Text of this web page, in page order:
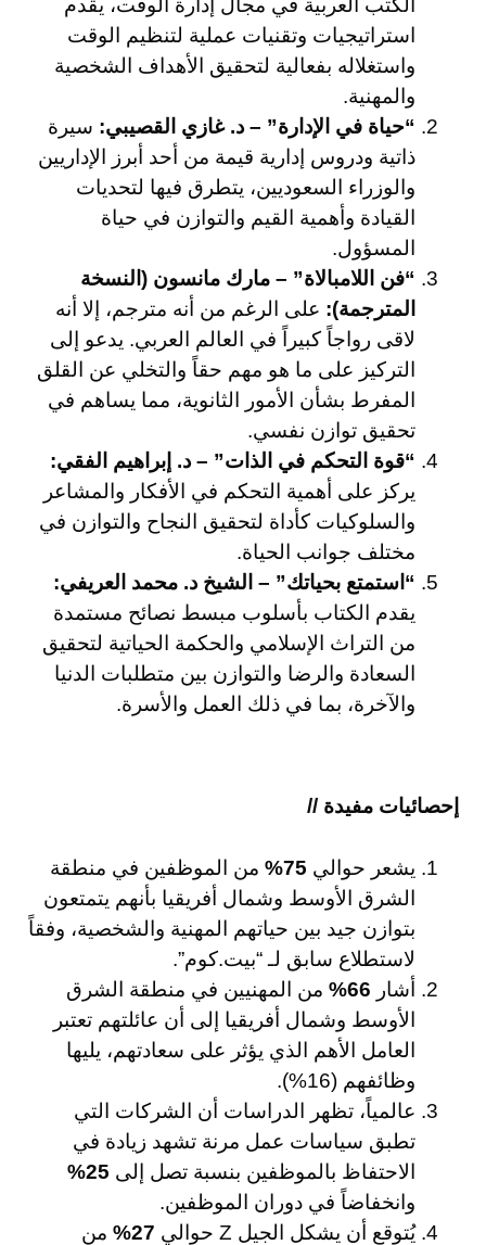
الكتب العربية في مجال إدارة الوقت، يقدم
استراتيجيات وتقنيات عملية لتنظيم الوقت
واستغلاله بفعالية لتحقيق الأهداف الشخصية
والمهنية.
“حياة في الإدارة” – د. غازي القصيبي: سيرة
ذاتية ودروس إدارية قيمة من أحد أبرز الإداريين
والوزراء السعوديين، يتطرق فيها لتحديات
القيادة وأهمية القيم والتوازن في حياة
المسؤول.
“فن اللامبالاة” – مارك مانسون (النسخة
المترجمة): على الرغم من أنه مترجم، إلا أنه
لاقى رواجاً كبيراً في العالم العربي. يدعو إلى
التركيز على ما هو مهم حقاً والتخلي عن القلق
المفرط بشأن الأمور الثانوية، مما يساهم في
تحقيق توازن نفسي.
“قوة التحكم في الذات” – د. إبراهيم الفقي:
يركز على أهمية التحكم في الأفكار والمشاعر
والسلوكيات كأداة لتحقيق النجاح والتوازن في
مختلف جوانب الحياة.
“استمتع بحياتك” – الشيخ د. محمد العريفي:
يقدم الكتاب بأسلوب مبسط نصائح مستمدة
من التراث الإسلامي والحكمة الحياتية لتحقيق
السعادة والرضا والتوازن بين متطلبات الدنيا
والآخرة، بما في ذلك العمل والأسرة.
إحصائيات مفيدة //
يشعر حوالي 75%
من الموظفين في منطقة
الشرق الأوسط وشمال أفريقيا بأنهم يتمتعون
بتوازن جيد بين حياتهم المهنية والشخصية، وفقاً
لاستطلاع سابق لـ “بيت.كوم”.
أشار 66%
من المهنيين في منطقة الشرق
الأوسط وشمال أفريقيا إلى أن عائلتهم تعتبر
العامل الأهم الذي يؤثر على سعادتهم، يليها
وظائفهم (16%).
عالمياً، تظهر الدراسات أن الشركات التي
تطبق سياسات عمل مرنة تشهد زيادة في
الاحتفاظ بالموظفين بنسبة تصل إلى 25%
وانخفاضاً في دوران الموظفين.
يُتوقع أن يشكل الجيل Z حوالي
27%
من